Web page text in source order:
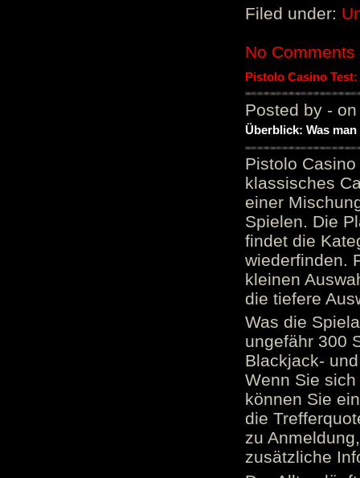
Filed under:
No Comments
Pistolo Casino
Posted by - on
Überblick: Was
Pistolo
klassisches
einer
Spielen. Die
findet die
wiederfinden.
kleinen
die tiefere
Was die
ungefähr 300
Blackjack-
Wenn Sie
können Sie
die
zu
zusätzliche